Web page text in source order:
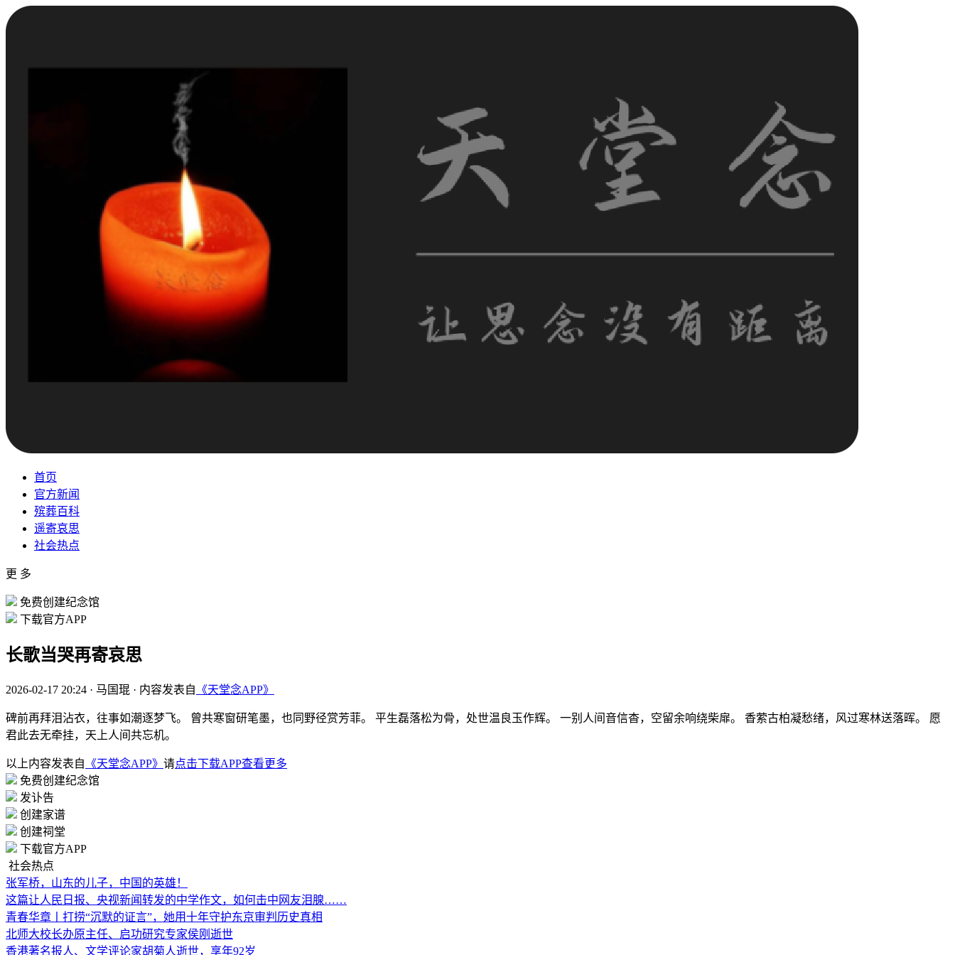
首页
官方新闻
殡葬百科
遥寄哀思
社会热点
更 多
免费创建纪念馆
下载官方APP
长歌当哭再寄哀思
2026-02-17 20:24 · 马国琨 · 内容发表自 《天堂念APP》
碑前再拜泪沾衣，往事如潮逐梦飞。 曾共寒窗研笔墨，也同野径赏芳菲。 平生磊落松为骨，处世温良玉作辉。 一别人间音信杳，空留余响绕柴扉。 香萦古柏凝愁绪，风过寒林送落晖。 愿
君此去无牵挂，天上人间共忘机。
以上内容发表自 《天堂念APP》 请点击下载APP查看更多
免费创建纪念馆
发讣告
创建家谱
创建祠堂
下载官方APP
社会热点
张军桥，山东的儿子，中国的英雄！
这篇让人民日报、央视新闻转发的中学作文，如何击中网友泪腺……
青春华章丨打捞“沉默的证言”，她用十年守护东京审判历史真相
北师大校长办原主任、启功研究专家侯刚逝世
香港著名报人、文学评论家胡菊人逝世，享年92岁